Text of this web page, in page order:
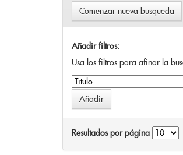
Comenzar nueva busqueda
Añadir filtros:
Usa los filtros para afinar la
Resultados por página